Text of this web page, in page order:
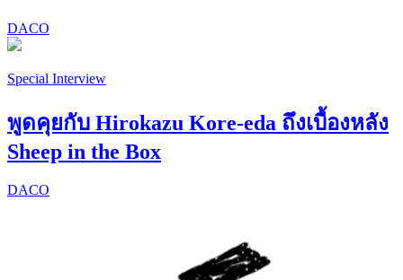
DACO
Special Interview
พูดคุยกับ Hirokazu Kore-eda ถึงเบื้องหลัง
Sheep in the Box
DACO